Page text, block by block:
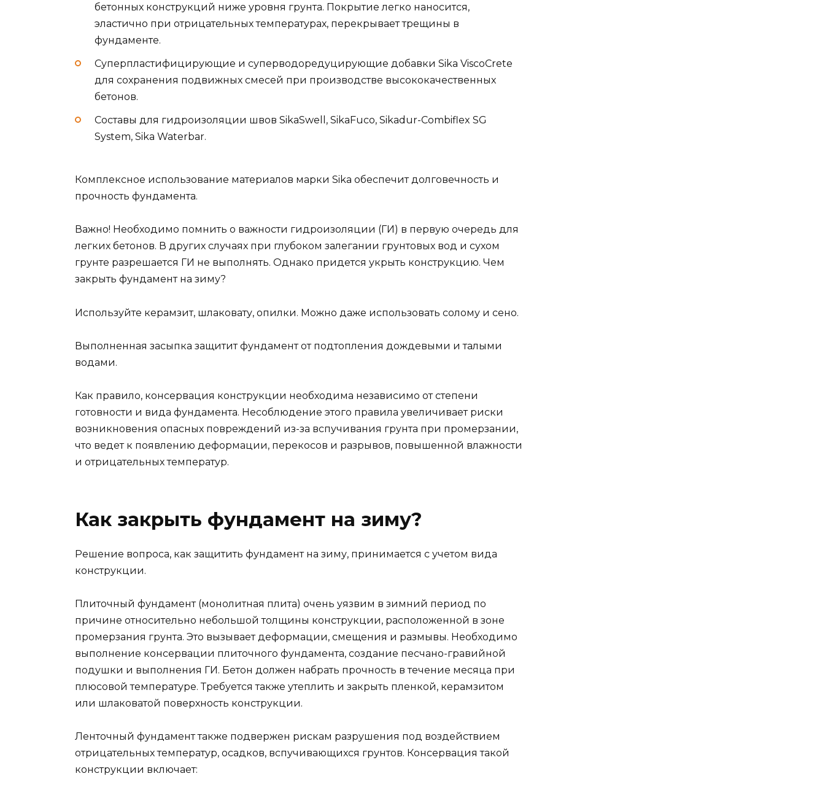
бетонных конструкций ниже уровня грунта. Покрытие легко наносится,
эластично при отрицательных температурах, перекрывает трещины в
фундаменте.
Суперпластифицирующие и суперводоредуцирующие добавки Sika ViscoCrete
для сохранения подвижных смесей при производстве высококачественных
бетонов.
Составы для гидроизоляции швов SikaSwell, SikaFuco, Sikadur-Combiflex SG
System, Sika Waterbar.
Комплексное использование материалов марки Sika обеспечит долговечность и
прочность фундамента.
Важно! Необходимо помнить о важности гидроизоляции (ГИ) в первую очередь для
легких бетонов. В других случаях при глубоком залегании грунтовых вод и сухом
грунте разрешается ГИ не выполнять. Однако придется укрыть конструкцию. Чем
закрыть фундамент на зиму?
Используйте керамзит, шлаковату, опилки. Можно даже использовать солому и сено.
Выполненная засыпка защитит фундамент от подтопления дождевыми и талыми
водами.
Как правило, консервация конструкции необходима независимо от степени
готовности и вида фундамента. Несоблюдение этого правила увеличивает риски
возникновения опасных повреждений из-за вспучивания грунта при промерзании,
что ведет к появлению деформации, перекосов и разрывов, повышенной влажности
и отрицательных температур.
Как закрыть фундамент на зиму?
Решение вопроса, как защитить фундамент на зиму, принимается с учетом вида
конструкции.
Плиточный фундамент (монолитная плита) очень уязвим в зимний период по
причине относительно небольшой толщины конструкции, расположенной в зоне
промерзания грунта. Это вызывает деформации, смещения и размывы. Необходимо
выполнение консервации плиточного фундамента, создание песчано-гравийной
подушки и выполнения ГИ. Бетон должен набрать прочность в течение месяца при
плюсовой температуре. Требуется также утеплить и закрыть пленкой, керамзитом
или шлаковатой поверхность конструкции.
Ленточный фундамент также подвержен рискам разрушения под воздействием
отрицательных температур, осадков, вспучивающихся грунтов. Консервация такой
конструкции включает: